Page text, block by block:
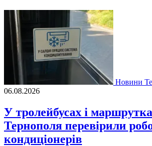
Новини
06.08.2026
У тролейбусах і
Тернополя перевірили
кондиціонерів